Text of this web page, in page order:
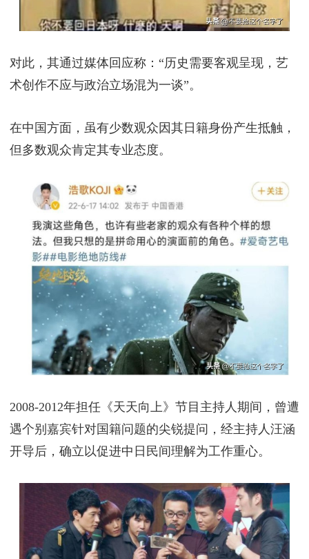
对此，其通过媒体回应称：“历史需要客观呈现，艺
术创作不应与政治立场混为一谈”。
在中国方面，虽有少数观众因其日籍身份产生抵触，
但多数观众肯定其专业态度。